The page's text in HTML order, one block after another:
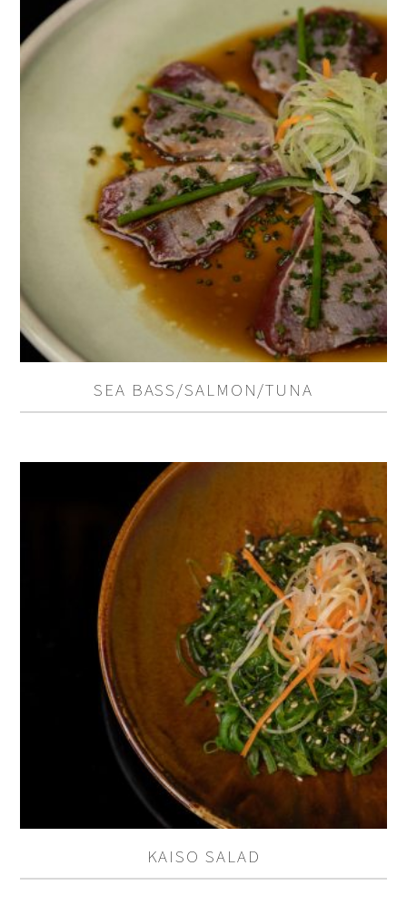
SEA BASS/SALMON/TUNA
KAISO SALAD